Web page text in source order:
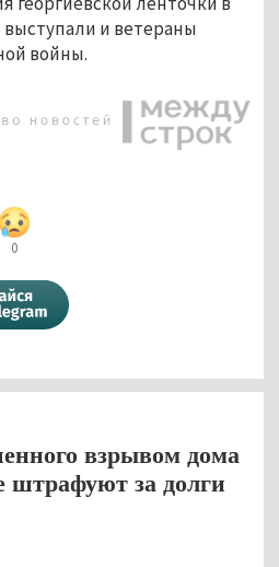
и ветераны
войны.
0
взрывом дома
штрафуют за долги